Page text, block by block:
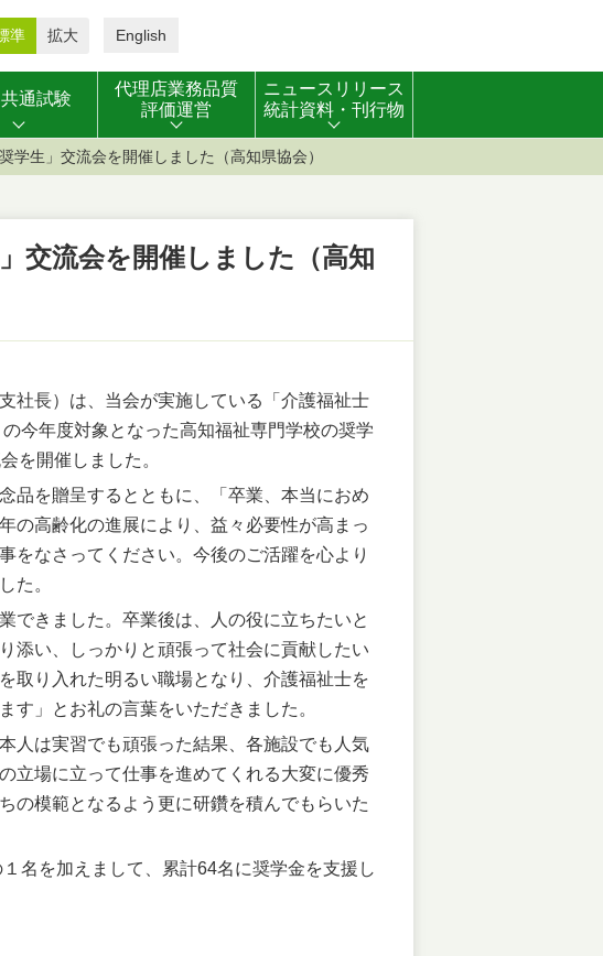
準 拡大 English
通試験
代理店業務品質
評価運営
ニュースリリース
統計資料・刊行物
学生」交流会を開催しました（高知県協会）
交流会を開催しました（高知
長）は、当会が実施している「介護福祉士
今年度対象となった高知福祉専門学校の奨学
を開催しました。
品を贈呈するとともに、「卒業、本当におめ
の高齢化の進展により、益々必要性が高まっ
をなさってください。今後のご活躍を心より
た。
できました。卒業後は、人の役に立ちたいと
添い、しっかりと頑張って社会に貢献したい
取り入れた明るい職場となり、介護福祉士を
す」とお礼の言葉をいただきました。
人は実習でも頑張った結果、各施設でも人気
立場に立って仕事を進めてくれる大変に優秀
の模範となるよう更に研鑽を積んでもらいた
名を加えまして、累計64名に奨学金を支援し